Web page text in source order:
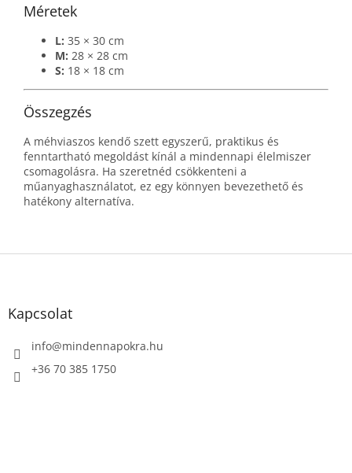
Méretek
L: 35 × 30 cm
M: 28 × 28 cm
S: 18 × 18 cm
Összegzés
A méhviaszos kendő szett egyszerű, praktikus és
fenntartható megoldást kínál a mindennapi élelmiszer
csomagolásra. Ha szeretnéd csökkenteni a
műanyaghasználatot, ez egy könnyen bevezethető és
hatékony alternatíva.
L
Kapcsolat
info@mindennapokra.hu
+36 70 385 1750